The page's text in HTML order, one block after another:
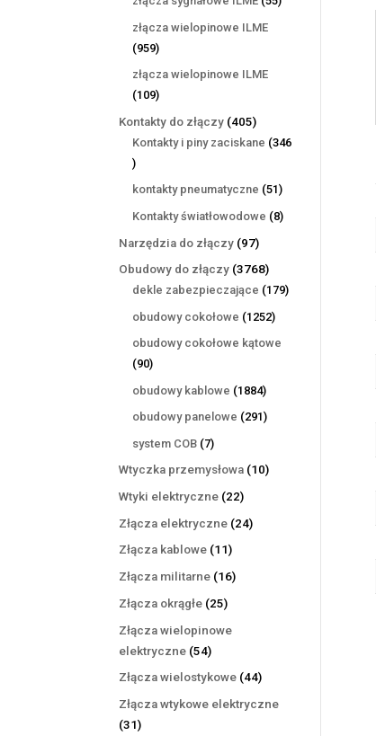
złącza wielopinowe ILME
959959
produktów
złącza wielopinowe ILME
109109
produktów
Kontakty do złączy 405405
produktów
Kontakty i piny zaciskane 346
346
produktów
kontakty pneumatyczne 5151
produktów
Kontakty światłowodowe 88
Narzędzia do złączy 9797
produktów
Obudowy do złączy 37683768
produktów
dekle zabezpieczające 179179
obudowy cokołowe 12521252
obudowy cokołowe kątowe
9090
produktów
obudowy kablowe 18841884
produkty
obudowy panelowe 291291
system COB 77
produktów
Wtyczka przemysłowa 1010
Wtyki elektryczne 2222
produkty
Złącza elektryczne 2424
Złącza kablowe 1111
produktów
Złącza militarne 1616
Złącza okrągłe 2525
Złącza wielopinowe
elektryczne 5454
produkty
Złącza wielostykowe 4444
Złącza wtykowe elektryczne
3131